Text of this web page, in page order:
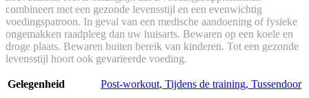
combineert met een gezonde levensstijl en een evenwichtig
voedingspatroon. In geval van een medische aandoening of fysieke
ongemakken raadpleeg dan uw huisarts. Bewaren op een koele en
droge plaats. Bewaren buiten bereik van kinderen. Tot een gezonde
levensstijl hoort ook gevarieerde voeding.
Gelegenheid Post-workout, Tijdens de training, Tussendoor